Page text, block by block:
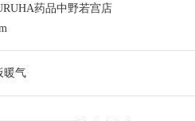
药品中野若宫店
暖气